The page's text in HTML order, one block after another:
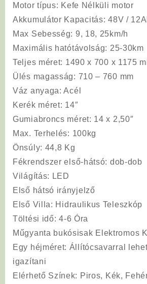
Motor típus: Kefe Nélküli motor
Akkumulátor Kapacitás: 48V /
Max Sebesség: 9, 18, 25km/h
Maximális hatótávolság: 25-30km
Teljes méret: 1490 x 700 x 1175
Ülés magasság: 710 – 760 mm
Váz anyaga: Acél
Kerék méret: 14″
Gumiabroncs méret: 14 x 2,50″
Max. Terhelés: 100kg
Önsúly: 44,8 Kg
Fékrendszer első-hátsó: dob-dob
Világítás: LED
Első hátsó irányjelző
Első Villa: Hidraulikus Teleszkóp
Töltési idő: 4-6 Óra
Műgyanta bukósisak Elektromos
Egy héjméret: Állítócsavarral
igazítani
Elérhető Színek: Piros, Kék,